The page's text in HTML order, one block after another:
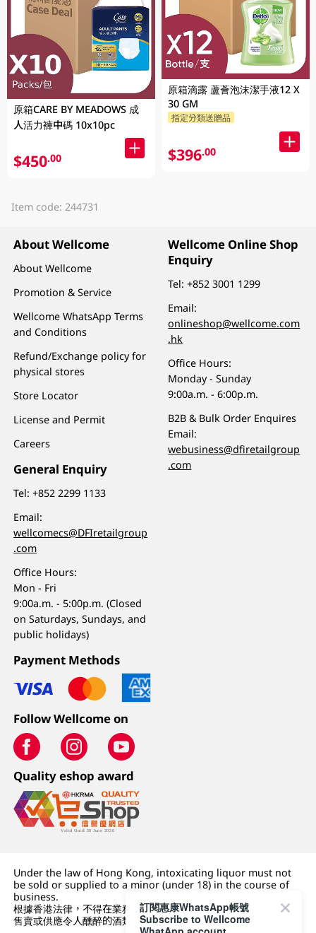
原箱CARE BY MEADOWS 成
人活力褲中碼 10x10pc
$450.00
原箱滴露 蘆薈泡沫潔手液12 X
30 GM
指定分類送贈品
$396.00
Item code: 244731
About Wellcome
About Wellcome
Promotion & Service
Wellcome WhatsApp Terms
and Conditions
Refund/Exchange policy for
physical stores
Store Locator
License and Permit
Careers
General Enquiry
Tel:+852 2299 1133
Email:
wellcomecs@DFIretailgroup
.com
Office Hours:
Mon - Fri
9:00a.m. - 5:00p.m. (Closed
on Saturdays, Sundays, and
public holidays)
Wellcome Online Shop
Enquiry
Tel:+852 3001 1299
Email:
onlineshop@wellcome.com
.hk
Office Hours:
Monday - Sunday
9:00a.m. - 6:00p.m.
B2B & Bulk Order Enquires
Email:
webusiness@dfiretailgroup
.com
Payment Methods
Follow Wellcome on
Quality eshop award
Under the law of Hong Kong, intoxicating liquor must not
be sold or supplied to a minor (under 18) in the course of
business.
根據香港法律，不得在業務過程中，向未成年人 (18 歲以下人士)
售賣或供應令人醺醉的酒類。
訂閱惠康WhatsApp帳號
Subscribe to Wellcome